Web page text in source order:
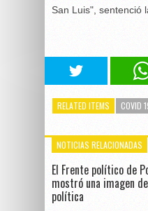
San Luis", sentenció
RELATED ITEMS COVID
NOTICIAS RELACIONADAS
El Frente político de
mostró una imagen
política